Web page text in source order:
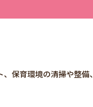
保育環境の清掃や整備、